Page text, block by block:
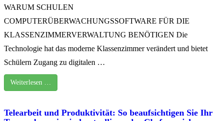
WARUM SCHULEN
COMPUTERÜBERWACHUNGSSOFTWARE FÜR DIE
KLASSENZIMMERVERWALTUNG BENÖTIGEN Die
Technologie hat das moderne Klassenzimmer verändert und bietet
Schülern Zugang zu digitalen …
Weiterlesen …
Telearbeit und Produktivität: So beaufsichtigen Sie Ihr